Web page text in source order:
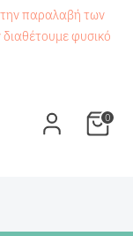
την παραλαβή των
φυσικό
0